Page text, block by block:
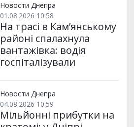
Новости Днепра
01.08.2026 10:58
На трасі в Кам’янському
районі спалахнула
вантажівка: водія
госпіталізували
Новости Днепра
04.08.2026 10:59
Мільйонні прибутки на